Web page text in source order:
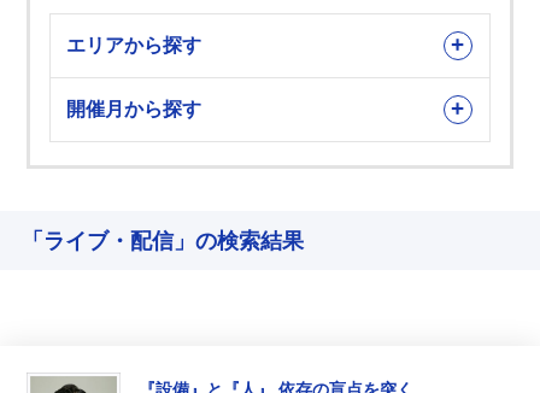
エリアから探す
開催月から探す
「ライブ・配信」の検索結果